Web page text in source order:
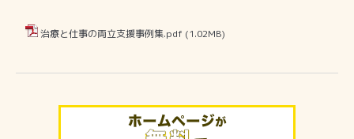
治療と仕事の両立支援事例集.pdf (1.02MB)